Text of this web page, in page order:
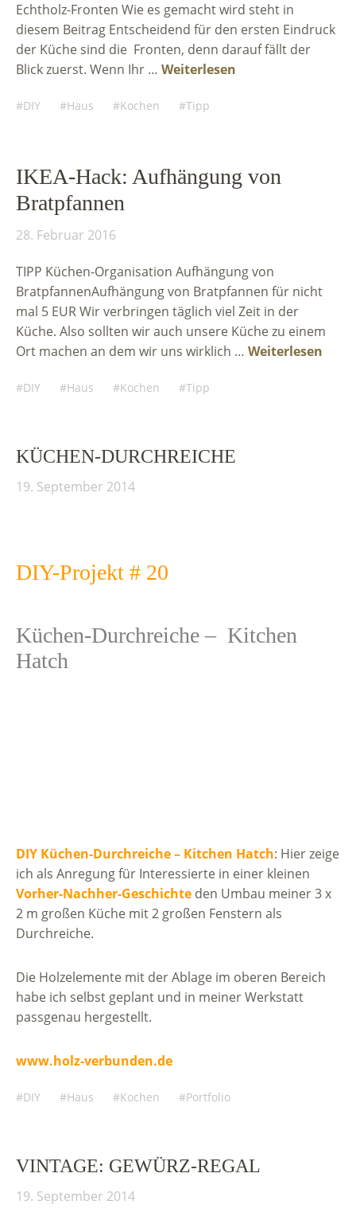
Echtholz-Fronten Wie es gemacht wird steht in
diesem Beitrag Entscheidend für den ersten Eindruck
der Küche sind die Fronten, denn darauf fällt der
Blick zuerst. Wenn Ihr … Weiterlesen
DIY Haus Kochen Tipp
IKEA-Hack: Aufhängung von
Bratpfannen
28. Februar 2016
TIPP Küchen-Organisation Aufhängung von
BratpfannenAufhängung von Bratpfannen für nicht
mal 5 EUR Wir verbringen täglich viel Zeit in der
Küche. Also sollten wir auch unsere Küche zu einem
Ort machen an dem wir uns wirklich … Weiterlesen
DIY Haus Kochen Tipp
KÜCHEN-DURCHREICHE
19. September 2014
DIY-Projekt # 20
Küchen-Durchreiche – Kitchen
Hatch
DIY Küchen-Durchreiche – Kitchen Hatch: Hier zeige
ich als Anregung für Interessierte in einer kleinen
Vorher-Nachher-Geschichte den Umbau meiner 3 x
2 m großen Küche mit 2 großen Fenstern als
Durchreiche.
Die Holzelemente mit der Ablage im oberen Bereich
habe ich selbst geplant und in meiner Werkstatt
passgenau hergestellt.
www.holz-verbunden.de
DIY Haus Kochen Portfolio
VINTAGE: GEWÜRZ-REGAL
19. September 2014